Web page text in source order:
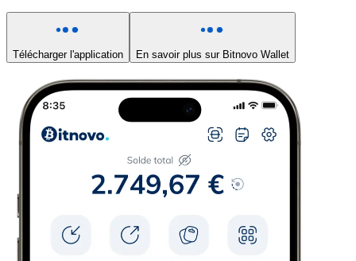
Télécharger l'application En savoir plus sur Bitnovo Wallet